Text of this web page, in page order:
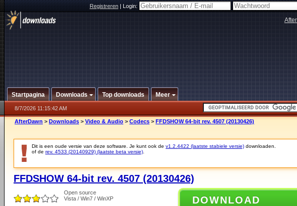
Registreren|Login:
Startpagina Downloads Top downloads Meer
8/7/2026 11:15:42 AM
AfterDawn > Downloads > Video & Audio > Codecs > FFDSHOW 64-bit rev. 4507 (20130426)
Dit is een oude versie van deze software. Je kunt ook de v1.2.4422 (laatste stabiele versie) downloaden.
of de rev. 4533 (20140929) (laatste beta versie)
FFDSHOW 64-bit rev. 4507 (20130426)
Open source
Vista / Win7 / WinXP
DOWNLOAD